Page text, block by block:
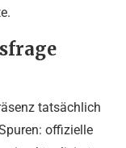
tatsächlich
offizielle